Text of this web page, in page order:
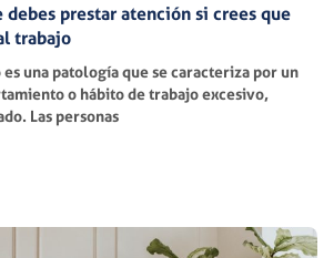
debes prestar atención si crees que
trabajo
una patología que se caracteriza por un
o hábito de trabajo excesivo,
Las personas